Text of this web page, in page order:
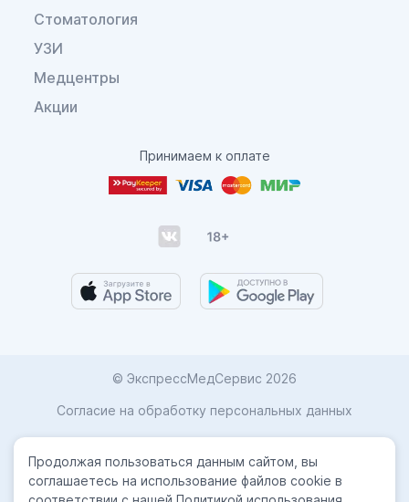
Стоматология
УЗИ
Медцентры
Акции
Принимаем к оплате
© ЭкспрессМедСервис 2026
Согласие на обработку персональных данных
Карта сайта
Политика конфиденциальности
Продолжая пользоваться данным сайтом, вы
соглашаетесь на использование файлов cookie в